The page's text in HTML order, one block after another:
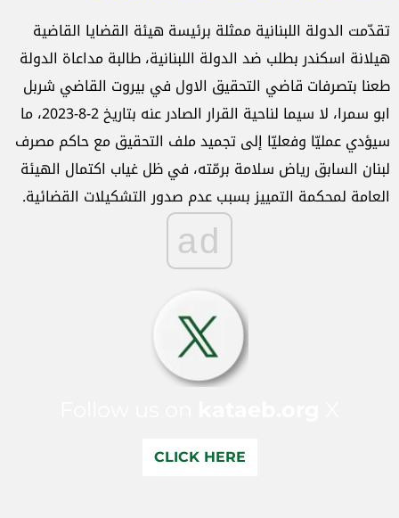
تقدّمت الدولة اللبنانية ممثلة برئيسة هيئة القضايا القاضية
هيلانة اسكندر بطلب ضد الدولة اللبنانية، طالبة مداعاة الدولة
طعنا بتصرفات قاضي التحقيق الاول في بيروت القاضي شربل
ابو سمرا، لا سيما لناحية القرار الصادر عنه بتاريخ 2-8-2023، ما
سيؤدي عمليّا وفعليّا إلى تجميد ملف التحقيق مع حاكم مصرف
لبنان السابق رياض سلامة برمّته، في ظل غياب اكتمال الهيئة
العامة لمحكمة التمييز بسبب عدم صدور التشكيلات القضائية.
ad
CLICK HERE